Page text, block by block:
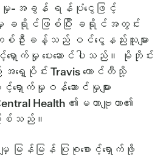
-အခွန် ရန်ပုံငွေဖြင့်
ာက်မှု ခရိုင်ဖြစ်ပြီး ခရိုင်အတွင်း
ဦးခန့်သည် ဝင်ငွေနည်းသူများ
င့်ရှောက်မှု ပေးဆောင်ပါသည်။ မိုဘိုင်း
အရှေ့ပိုင်း Travis ကောင်တီသို့
င့်ရှောက်မှုဝန်ဆောင်မှုများ
Health ၏မဟာဗျူဟာ၏
စ်သည်။
ြန်မြန် ပြုစုစောင့်ရှောက်ဖို့